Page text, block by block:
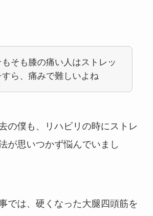
もそも膝の痛い人はストレッ
すら、痛みで難しいよね
の僕も、リハビリの時にストレ
が思いつかず悩んでいまし
では、硬くなった大腿四頭筋を